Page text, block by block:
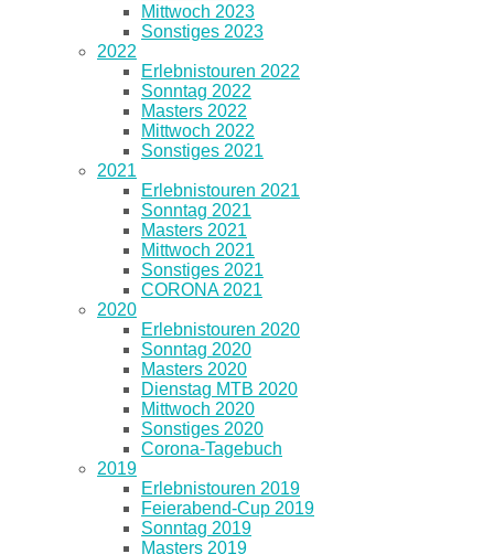
Mittwoch 2023
Sonstiges 2023
2022
Erlebnistouren 2022
Sonntag 2022
Masters 2022
Mittwoch 2022
Sonstiges 2021
2021
Erlebnistouren 2021
Sonntag 2021
Masters 2021
Mittwoch 2021
Sonstiges 2021
CORONA 2021
2020
Erlebnistouren 2020
Sonntag 2020
Masters 2020
Dienstag MTB 2020
Mittwoch 2020
Sonstiges 2020
Corona-Tagebuch
2019
Erlebnistouren 2019
Feierabend-Cup 2019
Sonntag 2019
Masters 2019